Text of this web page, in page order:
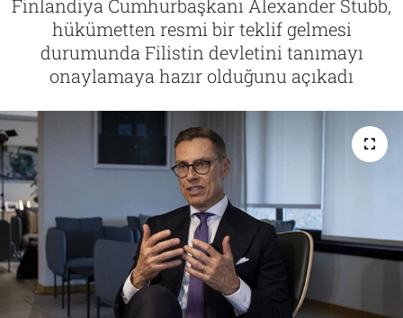
Finlandiya Cumhurbaşkanı Alexander Stubb,
hükümetten resmi bir teklif gelmesi
durumunda Filistin devletini tanımayı
onaylamaya hazır olduğunu açıkadı
Tarih
İletişim
Künye